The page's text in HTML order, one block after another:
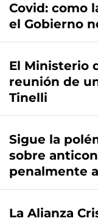
Covid: como
el Gobierno
El Ministerio
reunión de
Tinelli
Sigue la
sobre
penalmente
La Alianza